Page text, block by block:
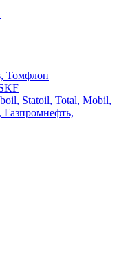
Томфлон
Statoil, Total, Mobil,